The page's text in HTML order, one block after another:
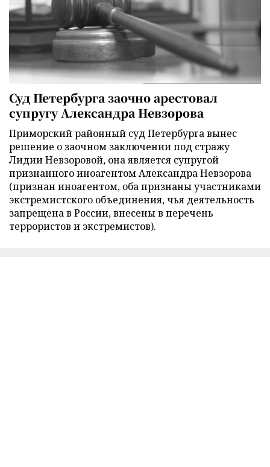
Суд Петербурга заочно арестовал
супругу Александра Невзорова
Приморский районный суд Петербурга вынес
решение о заочном заключении под стражу
Лидии Невзоровой, она является супругой
признанного иноагентом Александра Невзорова
(признан иноагентом, оба признаны участниками
экстремистского объединения, чья деятельность
запрещена в России, внесены в перечень
террористов и экстремистов).